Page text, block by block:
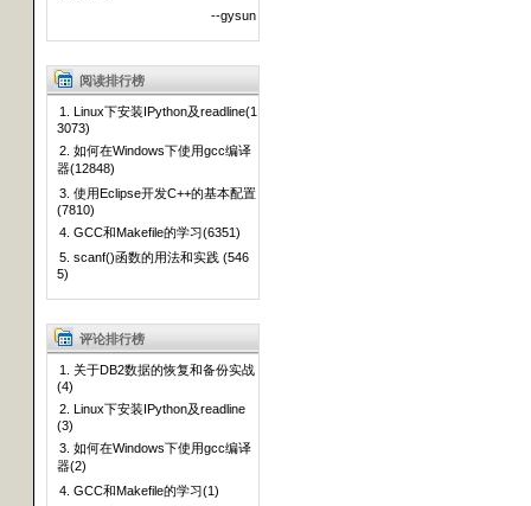
--gysun
阅读排行榜
1. Linux下安装IPython及readline(1
3073)
2. 如何在Windows下使用gcc编译
器(12848)
3. 使用Eclipse开发C++的基本配置
(7810)
4. GCC和Makefile的学习(6351)
5. scanf()函数的用法和实践 (546
5)
评论排行榜
1. 关于DB2数据的恢复和备份实战
(4)
2. Linux下安装IPython及readline
(3)
3. 如何在Windows下使用gcc编译
器(2)
4. GCC和Makefile的学习(1)